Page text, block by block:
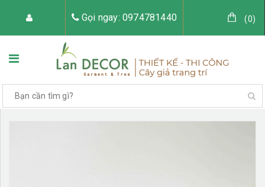
Gọi ngay: 0974781440 (0)
VỀ LAN DECOR